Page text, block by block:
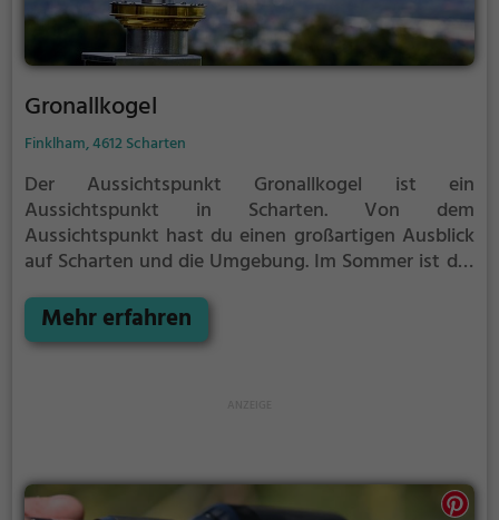
Gronallkogel
Finklham, 4612 Scharten
Der Aussichtspunkt Gronallkogel ist ein
Aussichtspunkt in Scharten. Von dem
Aussichtspunkt hast du einen großartigen Ausblick
auf Scharten und die Umgebung. Im Sommer ist der
Ausflugsziel für Familienausflüge, Wanderungen
oder zum Picknicken und lockt an warmen und
Mehr erfahren